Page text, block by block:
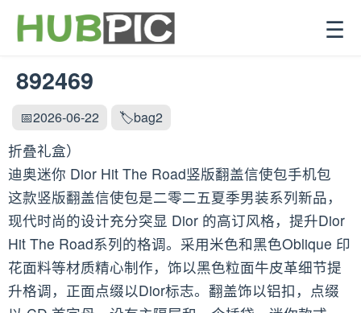
☰
892469
📅2026-06-22 🏷️bag2
折叠礼盒）
迪奥迷你 Dior Hit The Road竖版翻盖信使包手机包
这款竖版翻盖信使包是二零二五夏季男装系列新品，
现代时尚的设计充分突显 Dior 的高订风格，提升Dior
Hit The Road系列的格调。采用米色和黑色Oblique 印
花面料等材质精心制作，饰以黑色粒面牛皮革细节提
升格调，正面点缀以Dior标志。翻盖饰以铝扣，点缀